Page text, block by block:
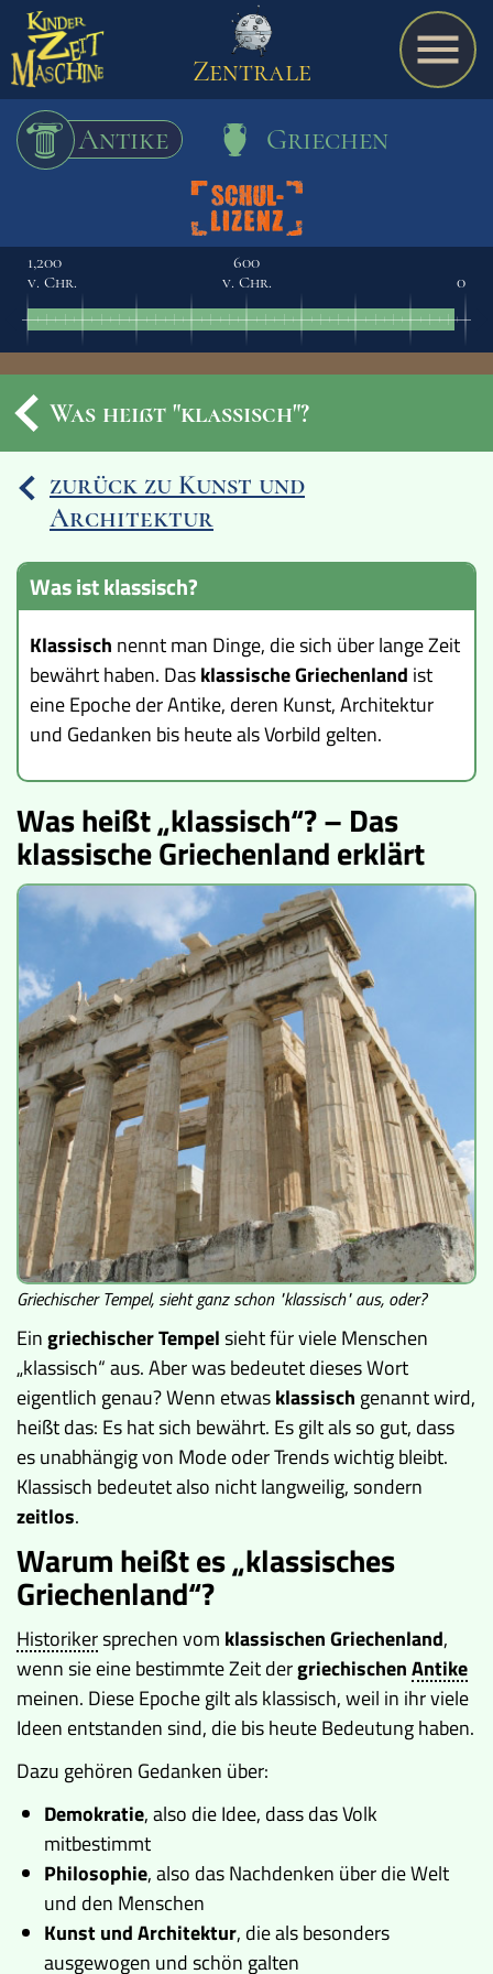
A bis Z
Termine
Schulmaterialien
Zentrale
Antike Griechen
1,200
v. Chr.
600
v. Chr.
0
Ereignisse
Lucys Wissensbox
Quiz
Memospiel
Mach mit!
Buchtipps
Schulmaterialien
Museen
Was heißt "klassisch"?
zurück zu Kunst und
Architektur
Was ist klassisch?
Klassisch nennt man Dinge, die sich über lange Zeit
bewährt haben. Dasklassische Griechenland ist
eine Epoche der Antike, deren Kunst, Architektur
und Gedanken bis heute als Vorbild gelten.
Was heißt „klassisch“? – Das
klassische Griechenland erklärt
Griechischer Tempel, sieht ganz schon "klassisch" aus, oder?
Eingriechischer Tempelsieht für viele Menschen
„klassisch“ aus. Aber was bedeutet dieses Wort
eigentlich genau? Wenn etwasklassisch genannt wird,
heißt das: Es hat sich bewährt. Es gilt als so gut, dass
es unabhängig von Mode oder Trends wichtig bleibt.
Klassisch bedeutet also nicht langweilig, sondern
zeitlos.
Warum heißt es „klassisches
Griechenland“?
Historikersprechen vom klassischen Griechenland,
wenn sie eine bestimmte Zeit dergriechischenAntike
meinen. Diese Epoche gilt als klassisch, weil in ihr viele
Ideen entstanden sind, die bis heute Bedeutung haben.
Dazu gehören Gedanken über:
Demokratie, also die Idee, dass das Volk
mitbestimmt
Philosophie, also das Nachdenken über die Welt
und den Menschen
Kunst und Architektur, die als besonders
ausgewogen und schön galten